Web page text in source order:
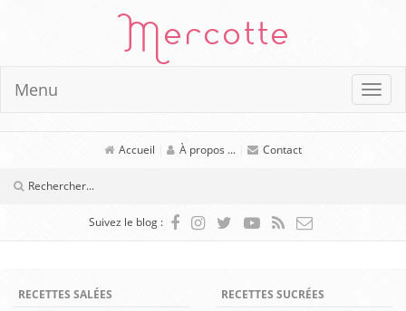
Mercotte
Menu
Accueil À propos ... Contact
Suivez le blog :
RECETTES SALÉES
RECETTES SUCRÉES